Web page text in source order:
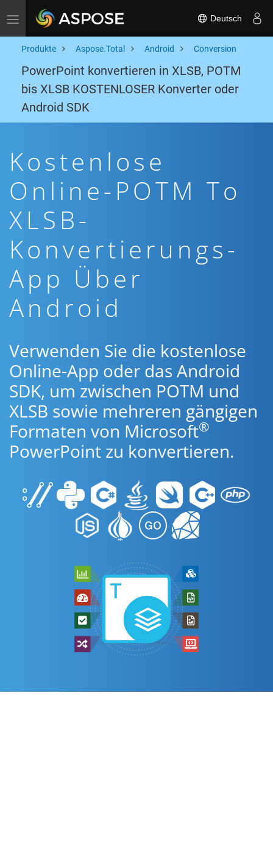
Toggle navigation Deutsch
Produkte Aspose.Total Android Conversion
PowerPoint konvertieren in XLSB, POTM
bis XLSB KOSTENLOSER Konverter oder
Android SDK
Kostenlose
Online-POTM To
XLSB-
Konvertierungs-
App Über
Android
Verwenden Sie die kostenlose
Online-App oder das Android
SDK, um zwischen POTM und
XLSB sowie mehreren gängigen
Formaten von Microsoft®
PowerPoint zu konvertieren.